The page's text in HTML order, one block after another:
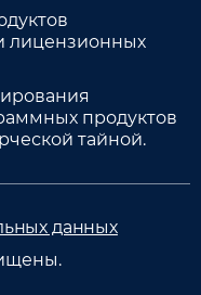
лицензионных
продуктов
тайной.
данных